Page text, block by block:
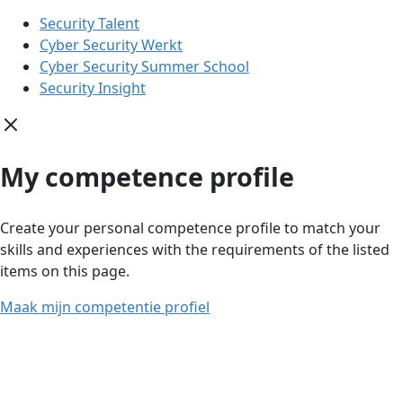
Security Talent
Cyber Security Werkt
Cyber Security Summer School
Security Insight
My competence profile
Create your personal competence profile to match your
skills and experiences with the requirements of the listed
items on this page.
Maak mijn competentie profiel